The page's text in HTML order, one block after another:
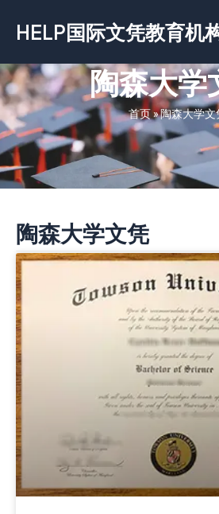
容
HELP国际文凭教育机
陶森大学
首页»陶森大学文
陶森大学文凭